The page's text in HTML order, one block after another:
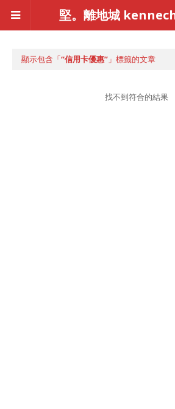
堅。離地城
顯示包含「 信用卡優惠 」標籤的文章
找不到符合的結果